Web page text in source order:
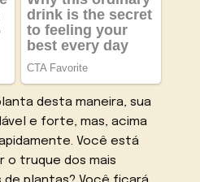
desta maneira, sua
e forte, mas, acima
Você está
o truque dos mais